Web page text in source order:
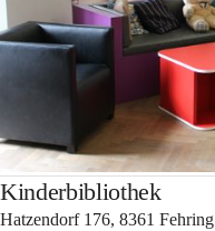
Kinderbibliothek
Hatzendorf 176, 8361 Fehring